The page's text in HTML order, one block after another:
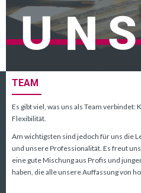
TEAM
Es gibt viel, was uns als Team
Flexibilität.
Am wichtigsten sind jedoch für uns die
und unsere Professionalität. Es freut
eine gute Mischung aus Profis und
haben, die alle unsere Auffassung von